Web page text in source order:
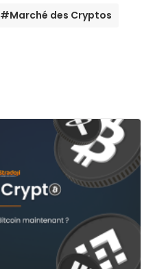
#Marché des Cryptos